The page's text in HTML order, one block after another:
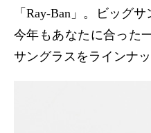
「Ray-Ban」。ビッグ
今年もあなたに合った
サングラスをラインナ